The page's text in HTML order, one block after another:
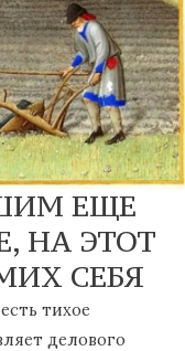
ЕЩЕ
НА ЭТОТ
СЕБЯ
тихое
делового